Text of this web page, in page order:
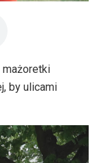
by ulicami